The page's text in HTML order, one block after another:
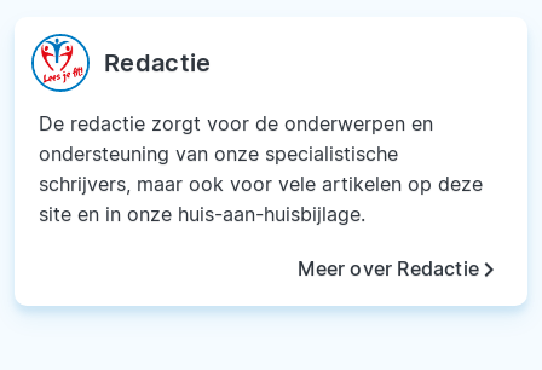
Redactie
De redactie zorgt voor de onderwerpen en
ondersteuning van onze specialistische
schrijvers, maar ook voor vele artikelen op deze
site en in onze huis-aan-huisbijlage.
Meer over Redactiekeyboard_arrow_right